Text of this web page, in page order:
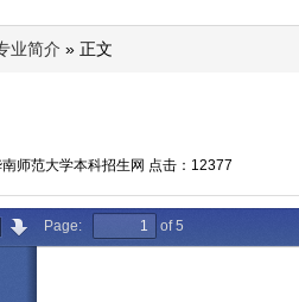
业简介 » 正文
师范大学本科招生网 点击： 12377